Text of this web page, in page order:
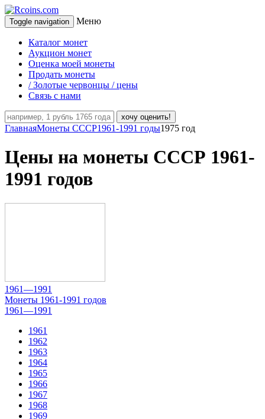
Toggle navigation Меню
Каталог монет
Аукцион монет
Оценка моей монеты
Продать монеты
/ Золотые червонцы / цены
Связь с нами
хочу оценить!
ГлавнаяМонеты СССР1961-1991 годы1975 год
Цены на монеты СССР 1961-
1991 годов
1961—1991
Монеты 1961-1991 годов
1961—1991
1961
1962
1963
1964
1965
1966
1967
1968
1969